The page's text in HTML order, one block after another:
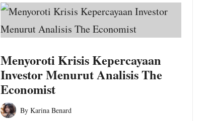
Menyoroti Krisis Kepercayaan
Investor Menurut Analisis The
Economist
Posted
By Karina Benard